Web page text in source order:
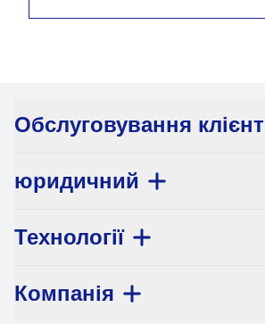
Обслуговування
юридичний
Технології
Компанія